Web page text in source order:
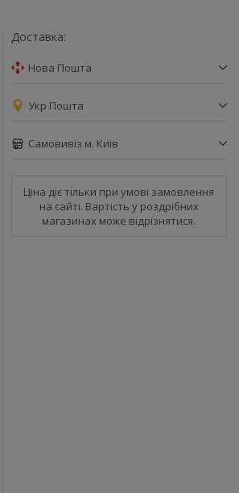
Доставка:
Нова Пошта
Укр Пошта
Самовивіз м. Київ
Ціна діє тільки при умові замовлення
на сайті. Вартість у роздрібних
магазинах може відрізнятися.